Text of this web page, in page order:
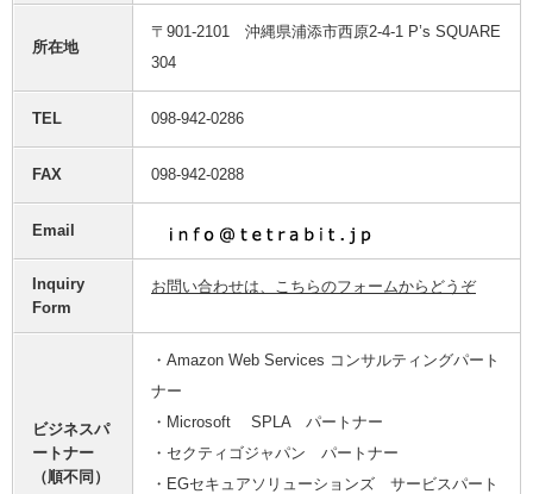
所在地
〒901-2101 沖縄県浦添市西原2-4-1 P’s SQUARE
304
TEL 098-942-0286
FAX 098-942-0288
Email
Inquiry
Form
お問い合わせは、こちらのフォームからどうぞ
ビジネスパ
ートナー
（順不同）
・Amazon Web Services コンサルティングパート
ナー
・Microsoft SPLA パートナー
・セクティゴジャパン パートナー
・EGセキュアソリューションズ サービスパート